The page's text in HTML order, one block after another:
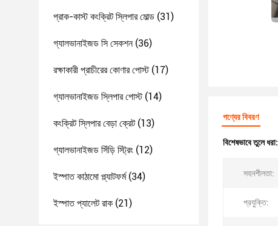
প্রাক-কাস্ট কংক্রিট স্লিপার মোল্ড (31)
গ্যালভানাইজড সি সেকশন(36)
রক্ষাকারী প্রাচীরের কোণার পোস্ট(17)
গ্যালভানাইজড স্লিপার পোস্ট(14)
কংক্রিট স্লিপার বেড়া ক্রেট(13)
গ্যালভানাইজড সিঁড়ি স্ট্রিং (12)
ইস্পাত কাঠামো প্ল্যাটফর্ম(34)
ইস্পাত প্যালেট রাক (21)
পণ্যের বিবরণ
বিশেষভাবে তুলে ধরা:
সহনশীলতা:
প্রযুক্তি: